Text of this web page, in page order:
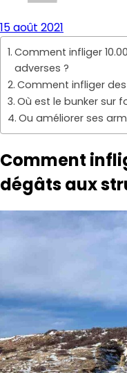
15 août 2021
Comment infliger
adverses ?
Comment infliger
Où est le bunker sur
Ou améliorer ses
Comment
dégâts aux